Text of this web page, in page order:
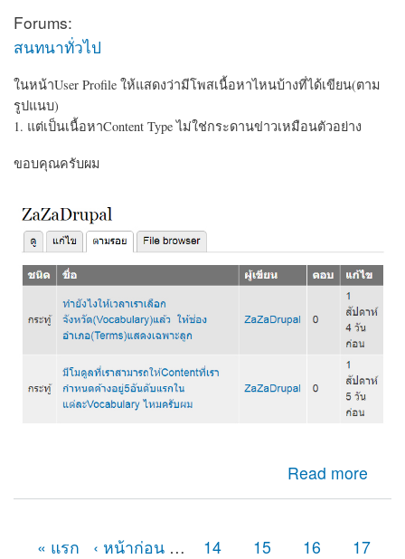
Forums:
สนทนาทั่วไป
ในหน้าUser Profile ให้แสดงว่ามีโพสเนื้อหาไหนบ้างที่ได้เขียน(ตาม
รูปแนบ)
1. แต่เป็นเนื้อหาContent Type ไม่ใช่กระดานข่าวเหมือนตัวอย่าง
ขอบคุณครับผม
Read more
about ในหน้าUser Profile ให้แสดงว่ามีโพสเนื้อหาไหนบ้าง
ที่ได้เขียน(ตามรูปแนบ)
« แรก ‹ หน้าก่อน … 14 15 16
17